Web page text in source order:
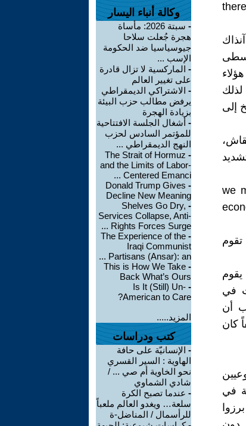
إلى
من التشديد
“
تقوم
في
الحزب أن
جديرين بعضوية الحزب ولم يتم طرد أكثر من 20 ألفاً كان
في
وكالة أنباء اليسار
-
سبتة 2026: مأساة
هجرة جُعلت سلاحا
جيوسياسيا ضد الحكومة
الإسب ...
- الماركسية لا تزال قادرة
على تغيير العالم
- الاشتراكي الديمقراطي
يرفض مطالب حزب البيئة
بزيادة الهجرة
- أشغال الجلسة الافتتاحية
للمؤتمر السادس لحزب
النهج الديمقراطي ...
-
The Strait of Hormuz
and the Limits of Labor-
Centered Emanci ...
-
Donald Trump Gives
Decline New Meaning
-
Shelves Go Dry,
Services Collapse, Anti-
Rights Forces Surge ...
-
The Experience of the
Iraqi Communist
Partisans (Ansar): an ...
-
This is How We Take
Back What’s Ours
-
Is It (Still) Un-
American to Care?
المزيد.....
كتب ودراسات
- الإنسانيّة على حافة
الهاوية : السير القسري
نحو الخاوية أم صي ... /
شادي الشماوي
- عندما تصبح الكرة
سلعة… ويغدو العالم ملعباً
للرأسمال / المناضل-ة